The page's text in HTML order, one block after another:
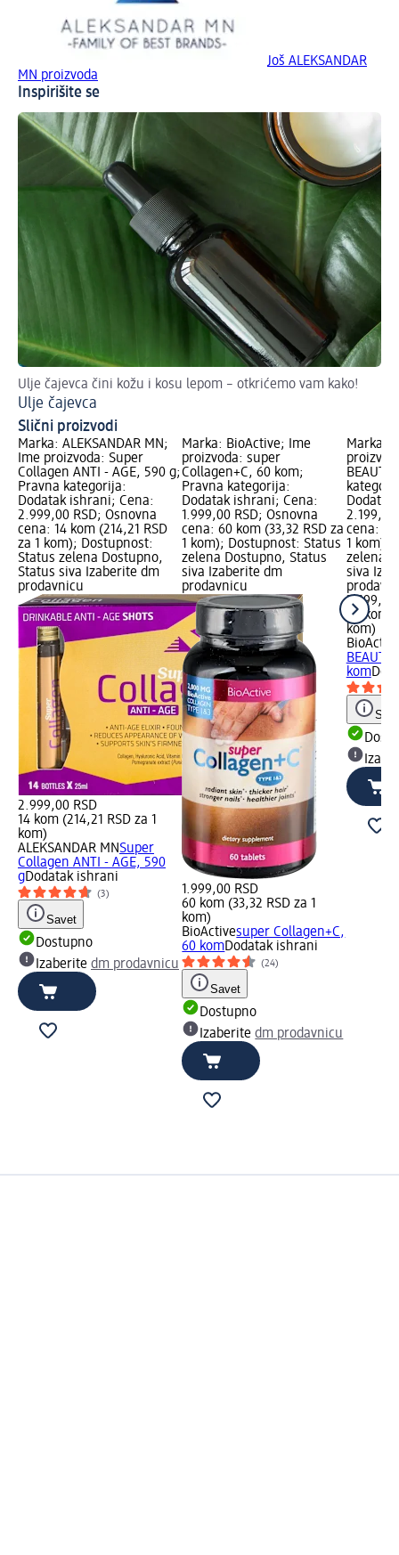
Još ALEKSANDAR
MN proizvoda
Inspirišite se
Ulje čajevca čini kožu i kosu lepom – otkrićemo vam kako!
Ulje čajevca
Slični proizvodi
Marka: ALEKSANDAR MN;
Ime proizvoda: Super
Collagen ANTI - AGE, 590 g;
Pravna kategorija:
Dodatak ishrani; Cena:
2.999,00 RSD; Osnovna
cena: 14 kom (214,21 RSD
za 1 kom); Dostupnost:
Status zelena Dostupno,
Status siva Izaberite dm
prodavnicu
2.999,00 RSD
14 kom (214,21 RSD za 1
kom)
ALEKSANDAR MNSuper
Collagen ANTI - AGE, 590
gDodatak ishrani
(3)
Savet
Dostupno
Izaberite dm prodavnicu
Marka: BioActive; Ime
proizvoda: super
Collagen+C, 60 kom;
Pravna kategorija:
Dodatak ishrani; Cena:
1.999,00 RSD; Osnovna
cena: 60 kom (33,32 RSD za
1 kom); Dostupnost: Status
zelena Dostupno, Status
siva Izaberite dm
prodavnicu
1.999,00 RSD
60 kom (33,32 RSD za 1
kom)
BioActivesuper Collagen+C,
60 komDodatak ishrani
(24)
Savet
Dostupno
Izaberitedm prodavnicu
Marka:
2.199,00
cena: 60
1 kom);
zelena
siva
2.199,00
60 kom
kom)
kom